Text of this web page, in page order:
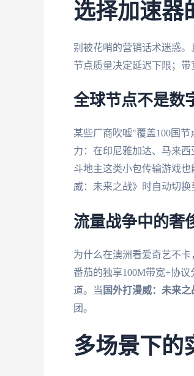
选择加速器
别被花哨的营销话术迷惑。
节点质量决定延迟下限；带
全球节点不是数
某些厂商吹嘘"覆盖100国节
力：在印尼雅加达、马来
斗地主这类小包传输游戏
威：未来之战》时自动切换
流量战争中的奢
为什么在澳洲看爱奇艺不卡
番茄的独享100M带宽+协
道。当 国外打漫威：未来
团。
多场景下的